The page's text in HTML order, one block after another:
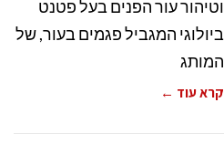
וטיהור עור הפנים בעל פטנט
ביולוגי המגביל פגמים בעור, של
המותג
קרא עוד ←